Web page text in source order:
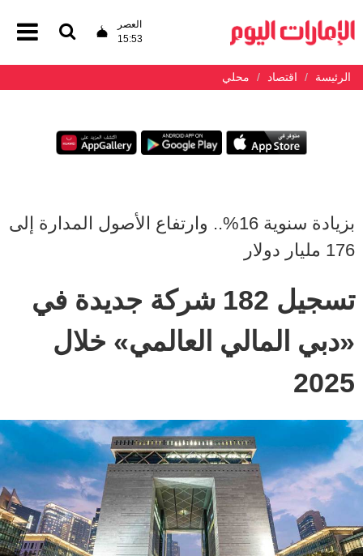
العصر
15:53
الرئيسة اقتصاد محلي
بزيادة سنوية 16%.. وارتفاع الأصول المدارة إلى
176 مليار دولار
تسجيل 182 شركة جديدة في
«دبي المالي العالمي» خلال
2025